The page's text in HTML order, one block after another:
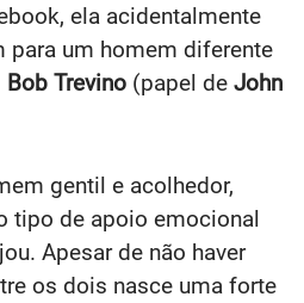
ela acidentalmente
para um homem diferente
Bob Trevino (papel de John
gentil e acolhedor,
tipo de apoio emocional
Apesar de não haver
os dois nasce uma forte